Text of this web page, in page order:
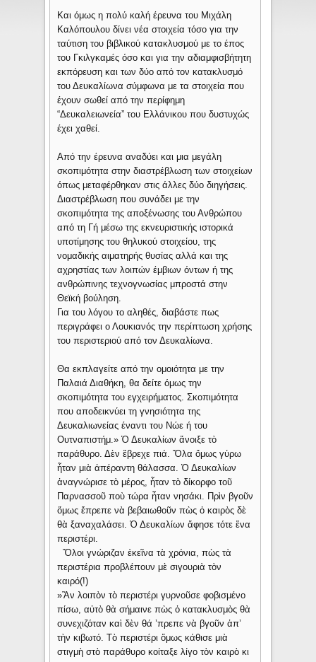
Και όμως η πολύ καλή έρευνα του Μιχάλη
Καλόπουλου δίνει νέα στοιχεία τόσο για την
ταύτιση του βιβλικού κατακλυσμού με το έπος
του Γκιλγκαμές όσο και για την αδιαμφισβήτητη
εκπόρευση και των δύο από τον κατακλυσμό
του Δευκαλίωνα σύμφωνα με τα στοιχεία που
έχουν σωθεί από την περίφημη
“Δευκαλειωνεία” του Ελλάνικου που δυστυχώς
έχει χαθεί.
Από την έρευνα αναδύει και μια μεγάλη
σκοπιμότητα στην διαστρέβλωση των στοιχείων
όπως μεταφέρθηκαν στις άλλες δύο διηγήσεις.
Διαστρέβλωση που συνάδει με την
σκοπιμότητα της αποξένωσης του Ανθρώπου
από τη Γή μέσω της εκνευριστικής ιστορικά
υποτίμησης του θηλυκού στοιχείου, της
νομαδικής αιματηρής θυσίας αλλά και της
αχρηστίας των λοιπών έμβιων όντων ή της
ανθρώπινης τεχνογνωσίας μπροστά στην
Θεϊκή βούληση.
Για του λόγου το αληθές, διαβάστε πως
περιγράφει ο Λουκιανός την περίπτωση χρήσης
του περιστεριού από τον Δευκαλίωνα.
Θα εκπλαγείτε από την ομοιότητα με την
Παλαιά Διαθήκη, θα δείτε όμως την
σκοπιμότητα του εγχειρήματος. Σκοπιμότητα
που αποδεικνύει τη γνησιότητα της
Δευκαλιωνείας έναντι του Νώε ή του
Ουτναπιστήμ.» Ὁ Δευκαλίων ἄνοιξε τὸ
παράθυρο. Δὲν ἔβρεχε πιά. Ὅλα ὅμως γύρω
ἦταν μιὰ ἀπέραντη θάλασσα. Ὁ Δευκαλίων
ἀναγνώρισε τὸ μέρος, ἦταν τὸ δίκορφο τοῦ
Παρνασσοῦ ποὺ τώρα ἦταν νησάκι. Πρὶν βγοῦν
ὅμως ἔπρεπε νὰ βεβαιωθοῦν πὼς ὁ καιρὸς δὲ
θὰ ξαναχαλάσει. Ὁ Δευκαλίων ἄφησε τότε ἕνα
περιστέρι.
Ὅλοι γνώριζαν ἐκεῖνα τὰ χρόνια, πὼς τὰ
περιστέρια προβλέπουν μὲ σιγουριὰ τὸν
καιρό(!)
»Ἂν λοιπὸν τὸ περιστέρι γυρνοῦσε φοβισμένο
πίσω, αὐτὸ θὰ σήμαινε πὼς ὁ κατακλυσμὸς θὰ
συνεχιζόταν καὶ δὲν θά ’πρεπε νὰ βγοῦν ἀπ’
τὴν κιβωτό. Τὸ περιστέρι ὅμως κάθισε μιὰ
στιγμὴ στὸ παράθυρο κοίταξε λίγο τὸν καιρὸ κι